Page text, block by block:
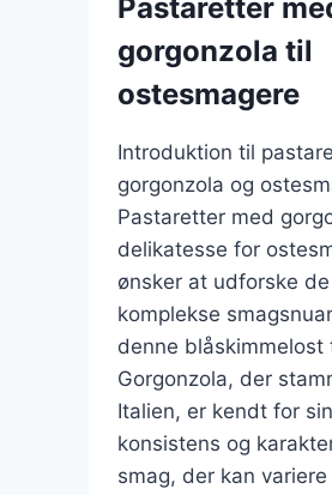
kombination
af
smag
tekstur
Pastaretter
gorgonzola til
ostesmagere
Introduktion til
gorgonzola og
Pastaretter med
delikatesse for
ønsker at udforske
komplekse
denne blåskimmelost
Gorgonzola, der
Italien, er kendt for
konsistens og
smag, der kan